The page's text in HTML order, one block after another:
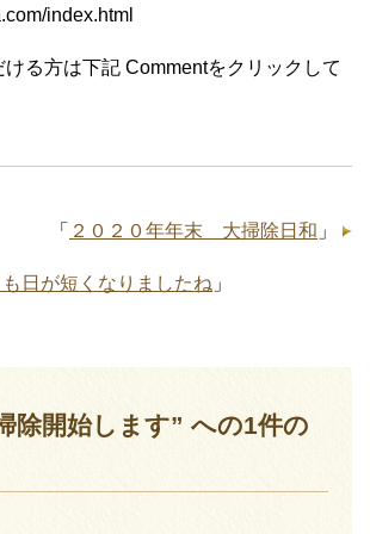
index.html
る方は下記 Commentをクリックして
「 ２０２０年年末 大掃除日和 」
日が短くなりましたね 」
除開始します” への1件の